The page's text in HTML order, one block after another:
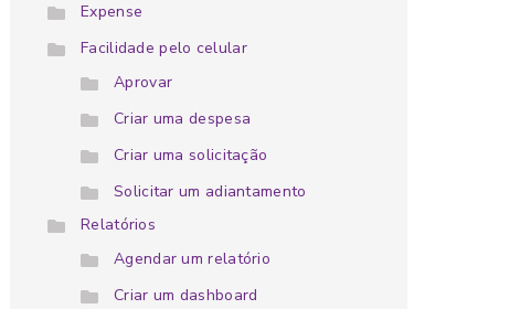
Expense
Facilidade pelo celular
Aprovar
Criar uma despesa
Criar uma solicitação
Solicitar um adiantamento
Relatórios
Agendar um relatório
Criar um dashboard